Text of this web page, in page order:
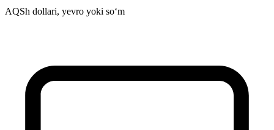
AQSh dollari, yevro yoki so‘m